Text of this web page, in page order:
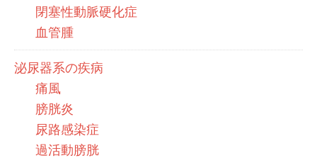
閉塞性動脈硬化症
血管腫
泌尿器系の疾病
痛風
膀胱炎
尿路感染症
過活動膀胱